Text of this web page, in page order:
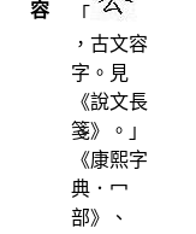
容
「
，古文容
字。見
《說文長
箋》。」
《康熙字
典．冖
部》、